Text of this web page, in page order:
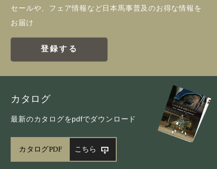
セールや、フェア情報など日本馬事普及のお得な情報を
お届け
登録する
カタログ
最新のカタログをpdfでダウンロード
カタログPDF こちら